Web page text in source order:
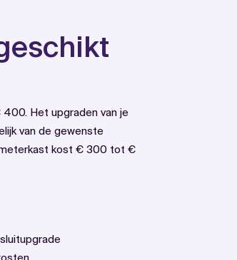
Het upgraden van je
van de gewenste
kost € 300 tot €